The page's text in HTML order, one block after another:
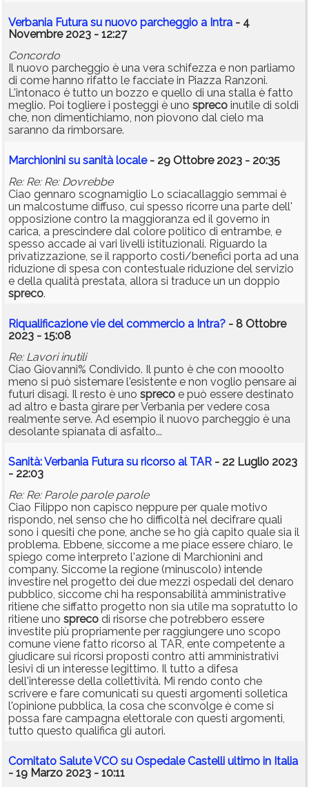
Verbania Futura su nuovo parcheggio a Intra - 4
Novembre 2023 - 12:27
Concordo
Il nuovo parcheggio è una vera schifezza e non parliamo
di come hanno rifatto le facciate in Piazza Ranzoni.
L'intonaco è tutto un bozzo e quello di una stalla è fatto
meglio. Poi togliere i posteggi è uno spreco inutile di soldi
che, non dimentichiamo, non piovono dal cielo ma
saranno da rimborsare.
Marchionini su sanità locale- 29 Ottobre 2023 - 20:35
Re: Re: Re: Dovrebbe
Ciao gennaro scognamiglio Lo sciacallaggio semmai è
un malcostume diffuso, cui spesso ricorre una parte dell'
opposizione contro la maggioranza ed il governo in
carica, a prescindere dal colore politico di entrambe, e
spesso accade ai vari livelli istituzionali. Riguardo la
privatizzazione, se il rapporto costi/benefici porta ad una
riduzione di spesa con contestuale riduzione del servizio
e della qualità prestata, allora si traduce un un doppio
spreco.
Riqualificazione vie del commercio a Intra? - 8 Ottobre
2023 - 15:08
Re: Lavori inutili
Ciao Giovanni% Condivido. Il punto è che con mooolto
meno si può sistemare l'esistente e non voglio pensare ai
futuri disagi. Il resto è uno spreco e può essere destinato
ad altro e basta girare per Verbania per vedere cosa
realmente serve. Ad esempio il nuovo parcheggio è una
desolante spianata di asfalto...
Sanità: Verbania Futura su ricorso al TAR - 22 Luglio 2023
- 22:03
Re: Re: Parole parole parole
Ciao Filippo non capisco neppure per quale motivo
rispondo, nel senso che ho difficoltà nel decifrare quali
sono i quesiti che pone, anche se ho già capito quale sia il
problema. Ebbene, siccome a me piace essere chiaro, le
spiego come interpreto l'azione di Marchionini and
company. Siccome la regione (minuscolo) intende
investire nel progetto dei due mezzi ospedali del denaro
pubblico, siccome chi ha responsabilità amministrative
ritiene che siffatto progetto non sia utile ma sopratutto lo
ritiene uno spreco di risorse che potrebbero essere
investite più propriamente per raggiungere uno scopo
comune viene fatto ricorso al TAR, ente competente a
giudicare sui ricorsi proposti contro atti amministrativi
lesivi di un interesse legittimo. Il tutto a difesa
dell'interesse della collettività. Mi rendo conto che
scrivere e fare comunicati su questi argomenti solletica
l'opinione pubblica, la cosa che sconvolge è come si
possa fare campagna elettorale con questi argomenti,
tutto questo qualifica gli autori.
Comitato Salute VCO su Ospedale Castelli ultimo in Italia
- 19 Marzo 2023 - 10:11